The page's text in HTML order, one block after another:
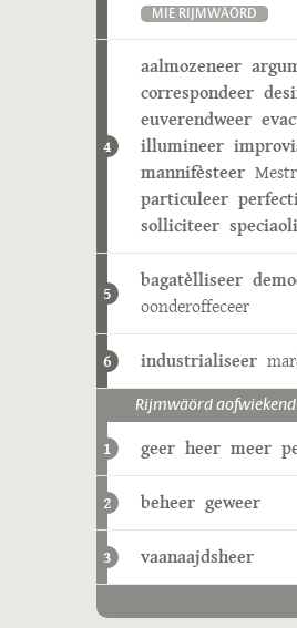
MIE RIJMWÄÖRD
4
aalmozeneer
correspondeer
euverendweer
illumineer
mannifèsteer
particuleer
solliciteer
5
bagatèlliseer
oonderoffeceer
6 industrialiseer
Rijmwäörd
1 geer heer meer
2 beheer geweer
3 vaanaajdsheer